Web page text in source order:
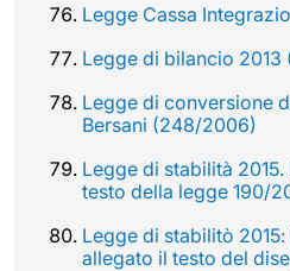
Legge Cassa
Legge di bilancio 2013
Legge di conversione
Bersani (248/2006)
Legge di stabilità
testo della legge 190/
Legge di stabilitò
allegato il testo del